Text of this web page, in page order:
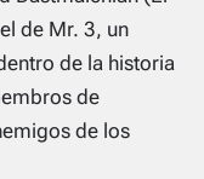
de Mr. 3, un
de la historia
de
de los